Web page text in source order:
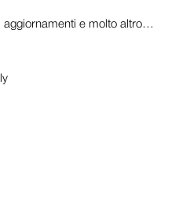
aggiornamenti e molto altro…